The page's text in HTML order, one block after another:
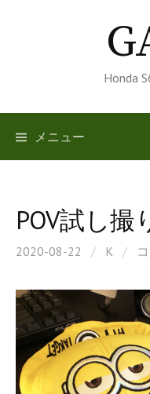
キ
Honda
メニュー
POV試し撮
2020-08-22 / K /